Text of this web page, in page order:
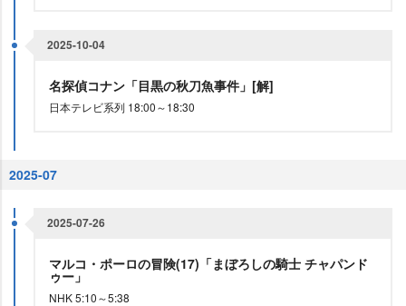
2025-10-04
名探偵コナン「目黒の秋刀魚事件」[解]
日本テレビ系列 18:00～18:30
2025-07
2025-07-26
マルコ・ポーロの冒険(17)「まぼろしの騎士 チャパンド
ゥー」
NHK 5:10～5:38